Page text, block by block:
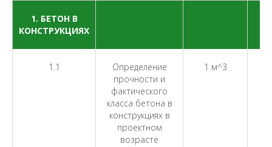
1. БЕТОН В
КОНСТРУКЦИЯХ
1.1
Определение
прочности и
фактического
класса бетона в
конструкциях в
проектном
возрасте
1 м^3